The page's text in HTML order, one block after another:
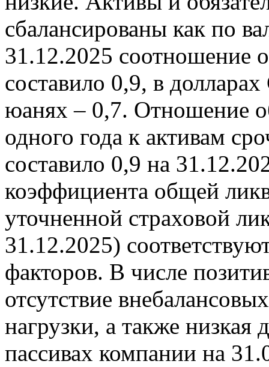
сбалансированы как по
31.12.2025 соотношение
составило 0,9, в
юанях – 0,7. Отношение
одного года к активам
составило 0,9 на
коэффициента общей
уточненной страховой
31.12.2025)
факторов. В числе
отсутствие
нагрузки, а также низкая
пассивах компании на